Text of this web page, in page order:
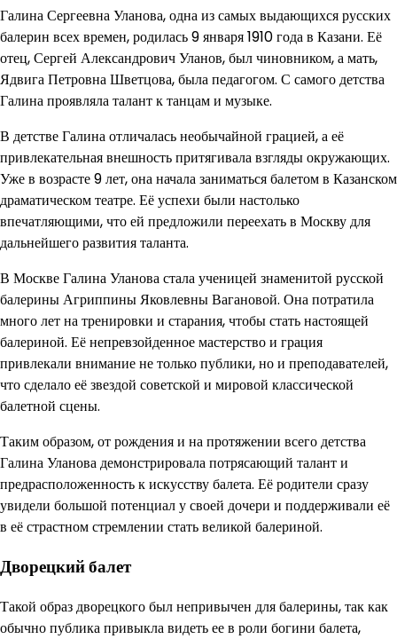
Галина Сергеевна Уланова, одна из самых выдающихся русских
балерин всех времен, родилась 9 января 1910 года в Казани. Её
отец, Сергей Александрович Уланов, был чиновником, а мать,
Ядвига Петровна Шветцова, была педагогом. С самого детства
Галина проявляла талант к танцам и музыке.
В детстве Галина отличалась необычайной грацией, а её
привлекательная внешность притягивала взгляды окружающих.
Уже в возрасте 9 лет, она начала заниматься балетом в Казанском
драматическом театре. Её успехи были настолько
впечатляющими, что ей предложили переехать в Москву для
дальнейшего развития таланта.
В Москве Галина Уланова стала ученицей знаменитой русской
балерины Агриппины Яковлевны Вагановой. Она потратила
много лет на тренировки и старания, чтобы стать настоящей
балериной. Её непревзойденное мастерство и грация
привлекали внимание не только публики, но и преподавателей,
что сделало её звездой советской и мировой классической
балетной сцены.
Таким образом, от рождения и на протяжении всего детства
Галина Уланова демонстрировала потрясающий талант и
предрасположенность к искусству балета. Её родители сразу
увидели большой потенциал у своей дочери и поддерживали её
в её страстном стремлении стать великой балериной.
Дворецкий балет
Такой образ дворецкого был непривычен для балерины, так как
обычно публика привыкла видеть ее в роли богини балета,